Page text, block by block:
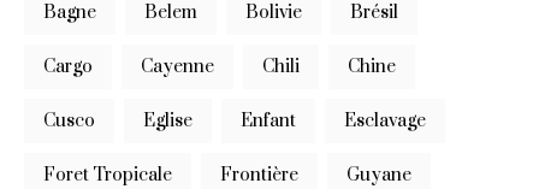
Bagne Belem Bolivie Brésil
Cargo Cayenne Chili Chine
Cusco Eglise Enfant Esclavage
Foret Tropicale Frontière Guyane